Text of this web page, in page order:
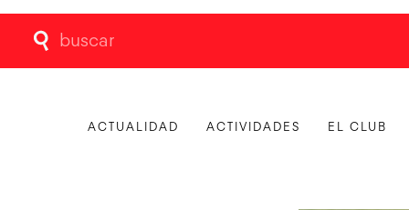
Buscar:
ACTUALIDAD ACTIVIDADES EL CLUB